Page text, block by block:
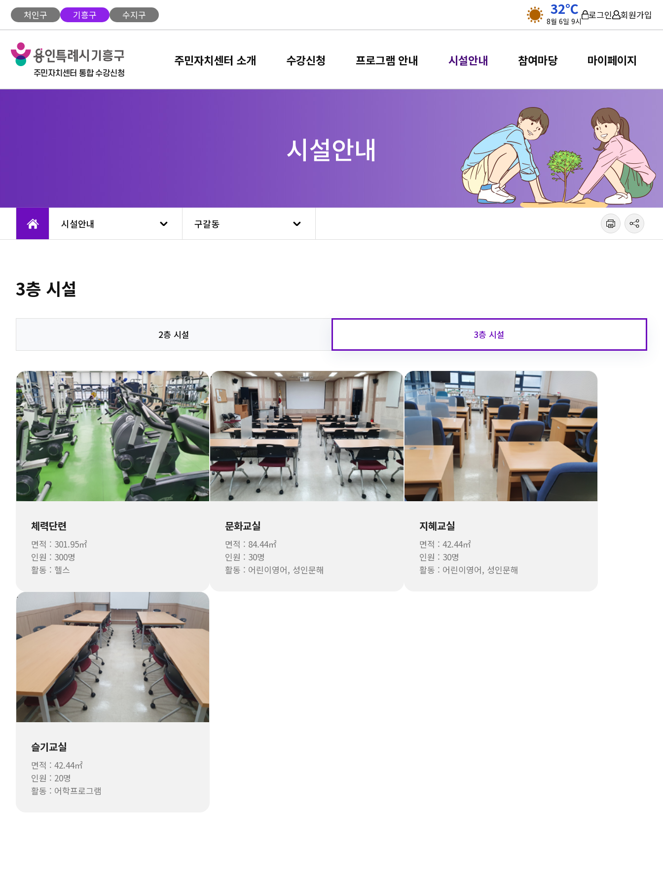
너
뛰
기
메
주메뉴 바로가기
본문 바로가기
처인구 기흥구 수지구 32℃
8월 6일 9시
로그인 회원가입
주민자치센터 소개
주민자치센터 소개
서농동 구성동
상하동 보정동
수강신청
수강신청
프로그램 안내
프로그램 안내
기흥동
동백2동
동백3동
시설안내
시설안내
새로운 소식 및 서비스 안내 정보를
확인해보세요.
참여마당
참여마당
마이페이지
마이페
시설안내 구갈동
3층 시설
2층 시설 3층 시설
체력단련
면적 : 301.95㎡
인원 : 300명
활동 : 헬스
문화교실
면적 : 84.44㎡
인원 : 30명
활동 : 어린이영어, 성인문해
지혜교실
면적 : 42.44㎡
인원 : 30명
활동 : 어린이영어, 성인문해
슬기교실
면적 : 42.44㎡
인원 : 20명
활동 : 어학프로그램